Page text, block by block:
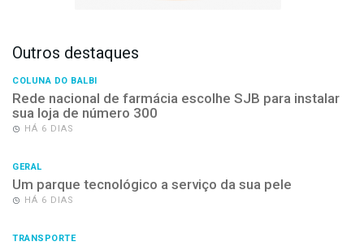
Outros destaques
COLUNA DO BALBI
Rede nacional de farmácia escolhe SJB para instalar
sua loja de número 300
HÁ 6 DIAS
GERAL
Um parque tecnológico a serviço da sua pele
HÁ 6 DIAS
TRANSPORTE